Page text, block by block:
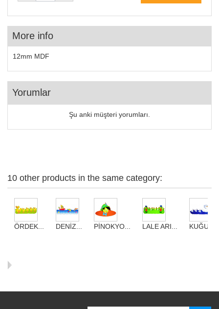
More info
12mm MDF
Yorumlar
Şu anki müşteri yorumları.
10 other products in the same category:
ÖRDEK... DENİZ... PİNOKYO... LALE ARI... KUĞU...